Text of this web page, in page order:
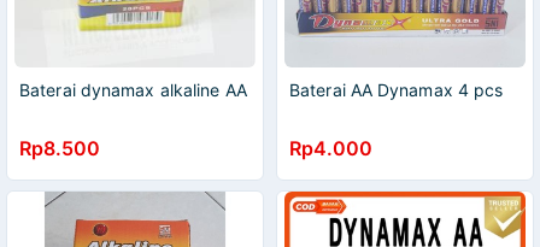
Baterai dynamax alkaline AA
Rp8.500
Baterai AA Dynamax 4 pcs
Rp4.000